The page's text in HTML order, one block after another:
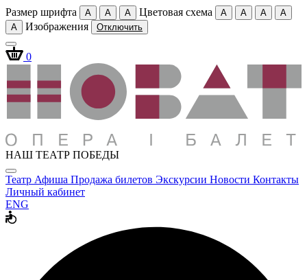
Размер шрифта A A A Цветовая схема A A A
A
A
Изображения Отключить
0
НАШ ТЕАТР ПОБЕДЫ
Театр Афиша Продажа билетов Экскурсии Новости Контакты
Личный кабинет
ENG